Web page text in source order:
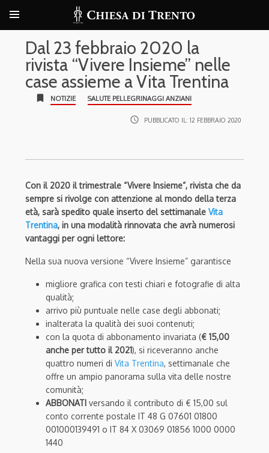
Dal 23 febbraio 2020 la
rivista “Vivere Insieme” nelle
case assieme a Vita Trentina
bookmark NOTIZIE SALUTE PELLEGRINAGGI ANZIANI
access_time PUBBLICATO IL: 12 FEBBRAIO 2020
Con il 2020 il trimestrale “Vivere Insieme”, rivista che da
sempre si rivolge con attenzione al mondo della terza
età, sarà spedito quale inserto del settimanale Vita
Trentina, in una modalità rinnovata che avrà numerosi
vantaggi per ogni lettore:
Nella sua nuova versione “Vivere Insieme” garantisce
migliore grafica con testi chiari e fotografie di alta
qualità;
arrivo più puntuale nelle case degli abbonati;
inalterata la qualità dei suoi contenuti;
con la quota di abbonamento invariata (€ 15,00
anche per tutto il 2021), si riceveranno anche
quattro numeri di Vita Trentina, settimanale che
offre un ampio panorama sulla vita delle nostre
comunità;
ABBONATI versando il contributo di € 15,00 sul
conto corrente postale IT 48 G 07601 01800
001000139491 o IT 84 X 03069 01856 1000 0000
1440